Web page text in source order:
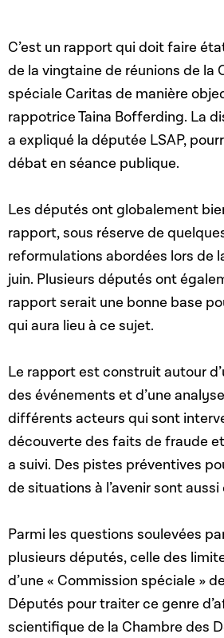
C’est un rapport qui doit faire
de la vingtaine de réunions de la
spéciale Caritas de manière
rappotrice Taina Bofferding. La
a expliqué la députée LSAP,
débat en séance publique.
Les députés ont globalement
rapport, sous réserve de
reformulations abordées lors de
juin. Plusieurs députés ont
rapport serait une bonne base
qui aura lieu à ce sujet.
Le rapport est construit autour
des événements et d’une
différents acteurs qui sont
découverte des faits de fraude
a suivi. Des pistes préventives
de situations à l’avenir sont aussi
Parmi les questions soulevées
plusieurs députés, celle des
d’une « Commission spéciale »
Députés pour traiter ce genre
scientifique de la Chambre des